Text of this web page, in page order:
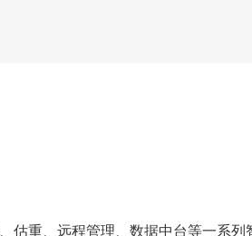
估重、远程管理、数据中台等一系列